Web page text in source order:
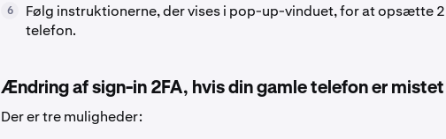
6
Følg instruktionerne, der vises i pop-up-vinduet, for at opsætte
telefon.
Ændring af sign-in 2FA, hvis din gamle telefon er
Der er tre muligheder: